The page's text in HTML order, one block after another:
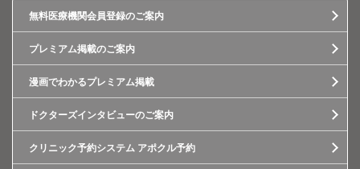
無料医療機関会員登録のご案内
プレミアム掲載のご案内
漫画でわかるプレミアム掲載
ドクターズインタビューのご案内
クリニック予約システム アポクル予約